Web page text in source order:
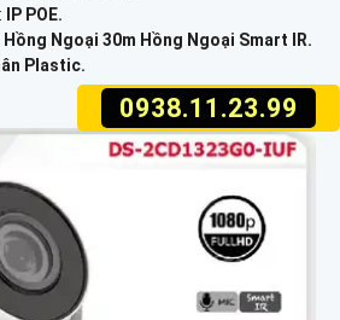
0938.11.23.99
IP POE.
Hồng Ngoại 30m Hồng Ngoại Smart IR.
Plastic.